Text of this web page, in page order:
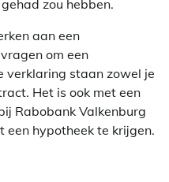
zou hebben.
aan een
om een
verklaring staan zowel je
Het is ook met een
Rabobank Valkenburg
een hypotheek te krijgen.